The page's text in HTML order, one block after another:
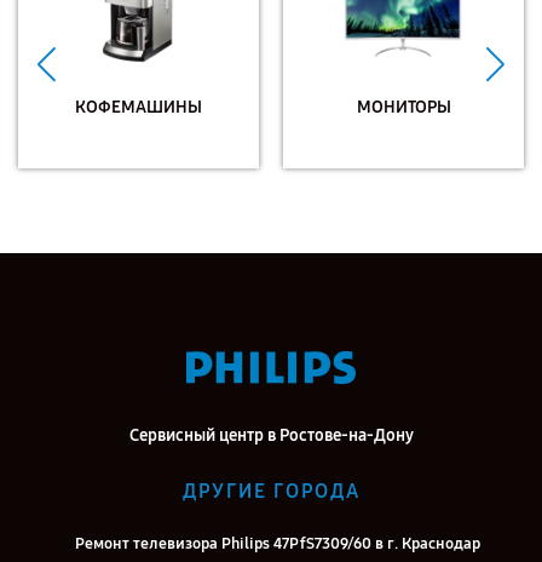
КОФЕМАШИНЫ МОНИТОРЫ
Сервисный центр в Ростове-на-Дону
ДРУГИЕ ГОРОДА
Ремонт телевизора Philips 47PfS7309/60 в г. Краснодар